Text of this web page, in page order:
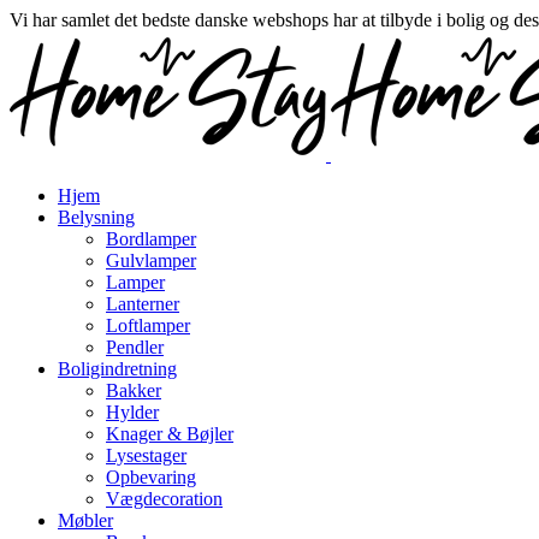
Vi har samlet det bedste danske webshops har at tilbyde i bolig og
Hjem
Belysning
Bordlamper
Gulvlamper
Lamper
Lanterner
Loftlamper
Pendler
Boligindretning
Bakker
Hylder
Knager & Bøjler
Lysestager
Opbevaring
Vægdecoration
Møbler